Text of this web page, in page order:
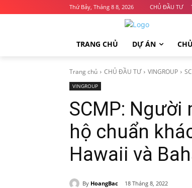
Thứ Bảy, Tháng 8 8, 2026 CHỦ ĐẦU TƯ
TRANG CHỦ DỰ ÁN
Trang chủ CHỦ ĐẦU TƯ VINGROUP
VINGROUP
SCMP:
hộ chuẩn
Hawaii và
By HoangBac 18 Tháng 8, 2022